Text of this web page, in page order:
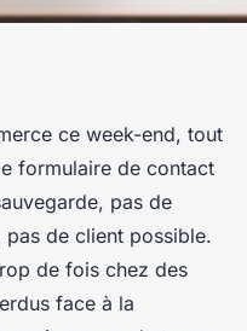
une
votre Projet
de lecture
ce week-end, tout
formulaire de contact
pas de
de client possible.
de fois chez des
face à la